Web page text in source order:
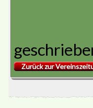
Zurück zur